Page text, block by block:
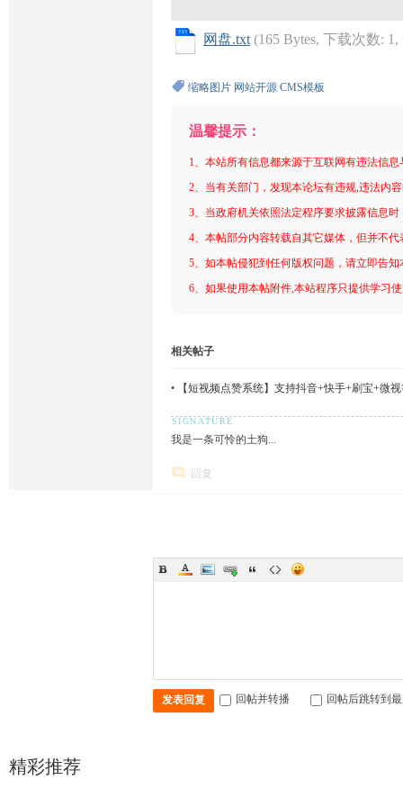
网盘.txt (165 Bytes, 下载次数:
缩略图片 网站开源 CMS模板
温馨提示：
1、本站所有信息都来源于互联网有违法信
2、当有关部门，发现本论坛有违规,违法内
3、当政府机关依照法定程序要求披露信息
4、本帖部分内容转载自其它媒体，但并不
5、如本帖侵犯到任何版权问题，请立即告
6、如果使用本帖附件,本站程序只提供学习
相关帖子
• 【短视频点赞系统】支持抖音+快手+刷宝+微
我是一条可怜的土狗...
回复
发表回复 回帖并转播 回帖后跳转到
精彩推荐